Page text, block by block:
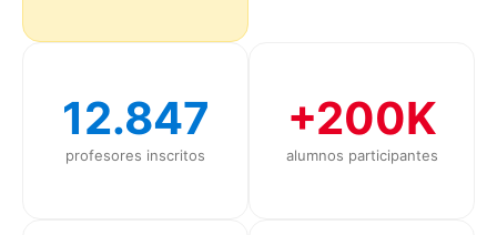
12.847
profesores inscritos
+200K
alumnos participantes